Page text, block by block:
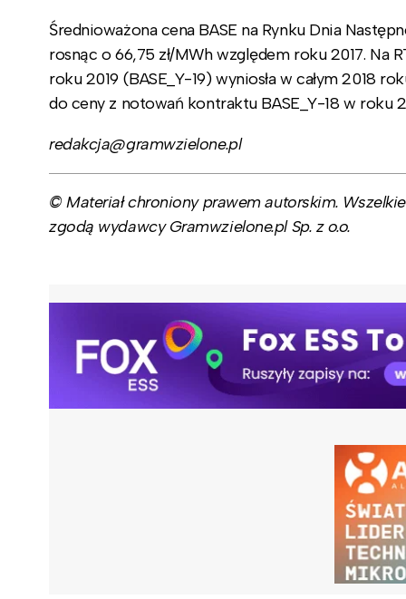
Średnioważona cena BASE na Rynku Dnia
rosnąc o 66,75 zł/MWh względem roku 2017.
roku 2019 (BASE_Y-19) wyniosła w całym 2018
do ceny z notowań kontraktu BASE_Y-18 w roku
redakcja@gramwzielone.pl
© Materiał chroniony prawem autorskim.
zgodą wydawcy Gramwzielone.pl Sp. z o.o.